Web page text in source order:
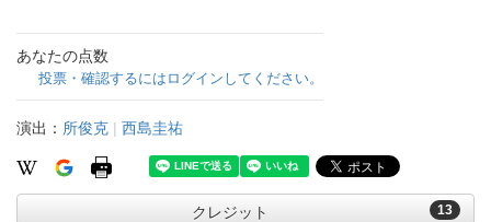
あなたの点数
投票・確認するにはログインしてください。
演出： 所俊克 | 西島圭祐
13
クレジット